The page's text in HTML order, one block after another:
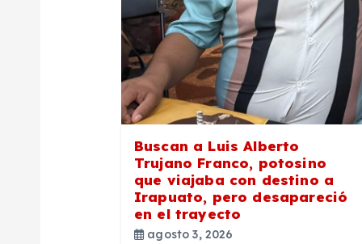
Buscan a Luis Alberto
Trujano Franco, potosino
que viajaba con destino a
Irapuato, pero desapareció
en el trayecto
agosto 3, 2026